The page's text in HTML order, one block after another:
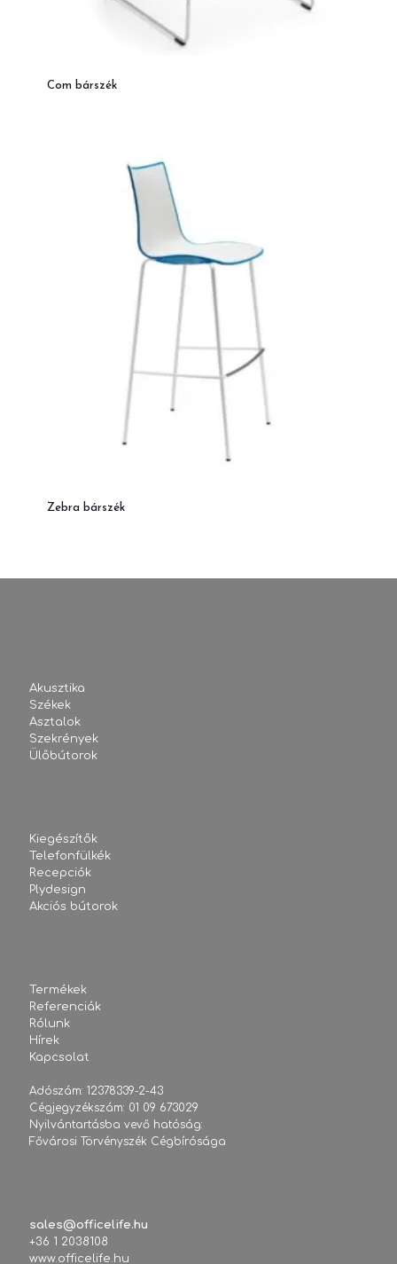
Com bárszék
Zebra bárszék
Akusztika
Székek
Asztalok
Szekrények
Ülőbútorok
Kiegészítők
Telefonfülkék
Recepciók
Plydesign
Akciós bútorok
Termékek
Referenciák
Rólunk
Hírek
Kapcsolat
Adószám: 12378339-2-43
Cégjegyzékszám: 01 09 673029
Nyilvántartásba vevő hatóság:
Fővárosi Törvényszék Cégbírósága
sales@officelife.hu
+36 1 2038108
www.officelife.hu